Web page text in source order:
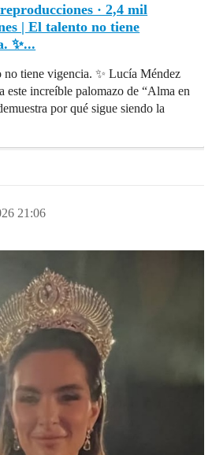
· 2,4 mil
| El talento no tiene
✨...
no tiene vigencia. ✨ Lucía Méndez
este increíble palomazo de “Alma en
por qué sigue siendo la
21:06